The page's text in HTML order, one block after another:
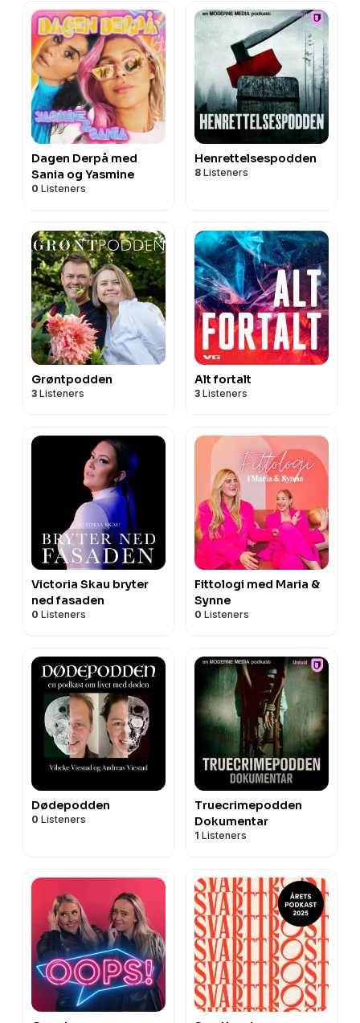
Dagen Derpå med
Sania og Yasmine
0 Listeners
Henrettelsespodden
8 Listeners
Grøntpodden
3 Listeners
Alt fortalt
3 Listeners
Victoria Skau bryter
ned fasaden
0 Listeners
Fittologi med Maria &
Synne
0 Listeners
Dødepodden
0 Listeners
Truecrimepodden
Dokumentar
1 Listeners